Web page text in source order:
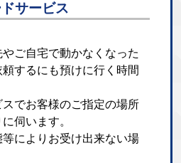
サービス
ご自宅で動かなくなった
するにも預けに行く時間
でお客様のご指定の場所
伺います。
によりお受け出来ない場